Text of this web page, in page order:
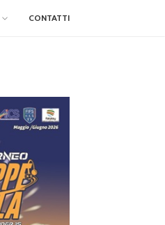
CONTATTI